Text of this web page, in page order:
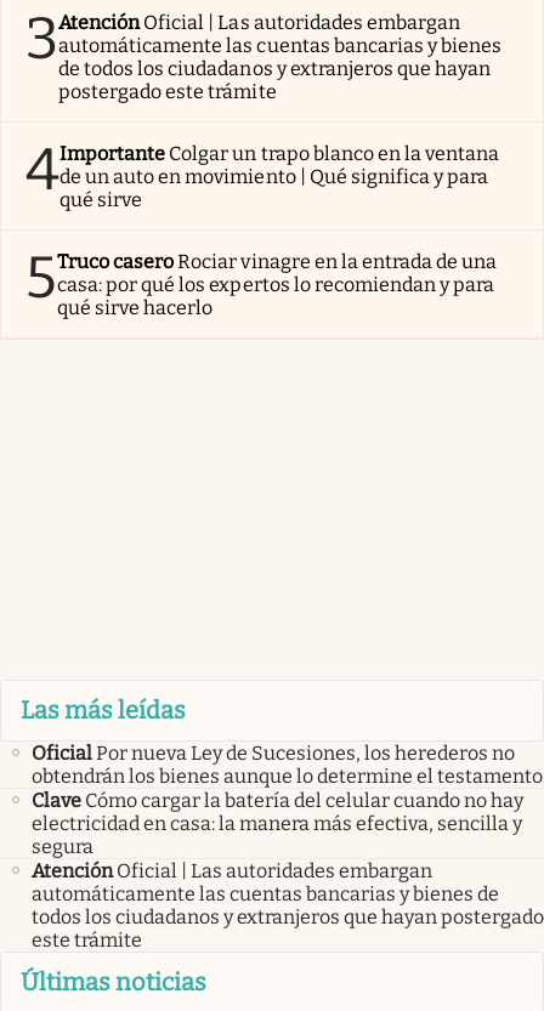
3AtenciónOficial | Las autoridades embargan
automáticamente las cuentas bancarias y bienes
de todos los ciudadanos y extranjeros que hayan
postergado este trámite
4Importante Colgar un trapo blanco en la ventana
de un auto en movimiento | Qué significa y para
qué sirve
5Truco caseroRociar vinagre en la entrada de una
casa: por qué los expertos lo recomiendan y para
qué sirve hacerlo
Las más leídas
OficialPor nueva Ley de Sucesiones, los herederos no
obtendrán los bienes aunque lo determine el testamento
Clave Cómo cargar la batería del celular cuando no hay
electricidad en casa: la manera más efectiva, sencilla y
segura
Atención Oficial | Las autoridades embargan
automáticamente las cuentas bancarias y bienes de
todos los ciudadanos y extranjeros que hayan postergado
este trámite
Últimas noticias